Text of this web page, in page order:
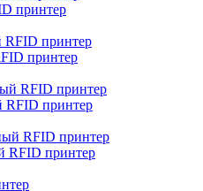
принтер
принтер
RFID принтер
RFID принтер